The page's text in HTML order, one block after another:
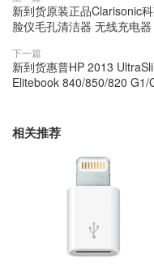
新到货原装正品Clarisonic
脸仪毛孔清洁器 无线充电
下一篇
新到货惠普HP 2013
Elitebook 840/850/820 G1/
相关推荐